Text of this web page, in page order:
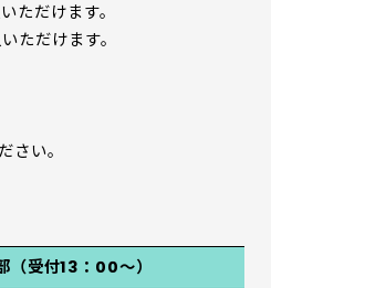
ただけます。
ただけます。
さい。
（受付13：00～）